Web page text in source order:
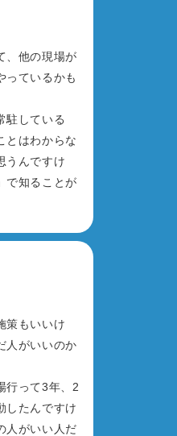
、他の現場が
っているかも
駐している
とはわからな
うんですけ
で知ることが
策もいいけ
人がいいのか
行って3年、2
したんですけ
人がいい人だ